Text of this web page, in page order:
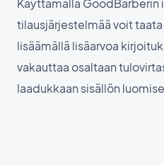
Käyttämällä GoodBarberin
tilausjärjestelmää voit
lisäämällä lisäarvoa
vakauttaa osaltaan
laadukkaan sisällön